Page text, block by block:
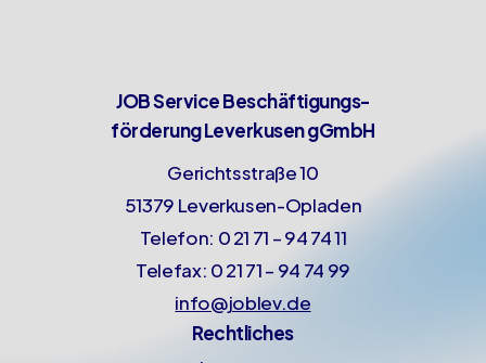
JOB Service Beschäftigungs-
förderung Leverkusen gGmbH
Gerichtsstraße 10
51379 Leverkusen-Opladen
Telefon: 0 21 71 – 94 74 11
Telefax: 0 21 71 – 94 74 99
info@joblev.de
Rechtliches